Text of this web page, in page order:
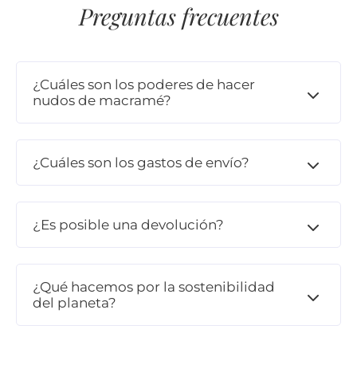
Preguntas frecuentes
¿Cuáles son los poderes de hacer
nudos de macramé?
¿Cuáles son los gastos de envío?
¿Es posible una devolución?
¿Qué hacemos por la sostenibilidad
del planeta?